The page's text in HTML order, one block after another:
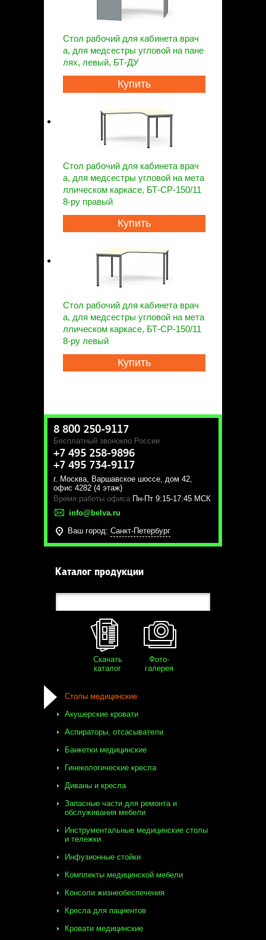
Стол рабочий для кабинета врач
а, для медсестры угловой на пане
лях, левый, БТ-ДУ
Купить
Стол рабочий для кабинета врач
а, для медсестры угловой на мета
ллическом каркасе, БТ-СР-150/11
8-ру правый
Купить
Стол рабочий для кабинета врач
а, для медсестры угловой на мета
ллическом каркасе, БТ-СР-150/11
8-ру левый
Купить
8 800 250-9117
Бесплатный звонокпо России
+7 495 258-9896
+7 495 734-9117
г. Москва, Варшавское шоссе, дом 42,
офис 4282 (4 этаж)
Время работы офиса: Пн-Пт 9:15-17:45 МСК
info@belva.ru
Ваш город: Санкт-Петербург
Каталог продукции
Скачать
каталог
Фото-
галерея
Столы медицинские
Акушерские кровати
Аспираторы, отсасыватели
Банкетки медицинские
Гинекологические кресла
Диваны и кресла
Запасные части для ремонта и
обслуживания мебели
Инструментальные медицинские столы
и тележки
Инфузионные стойки
Комплекты медицинской мебели
Консоли жизнеобеспечения
Кресла для пациентов
Кровати медицинские